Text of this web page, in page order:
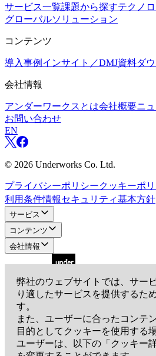
サービス一覧課題から探すテクノ
グローバルソリューション
コンテンツ
導入事例 インサイト／DMJ資料ダ
会社情報
アンダーワークスとは会社概要ニ
お問い合わせ
EN
© 2026 Underworks Co. Ltd.
プライバシーポリシークッキーポ
利用条件情報セキュリティ基本方針
サービス
コンテンツ
会社情報
アンダーワークス株式会社
〒105-0001 東京都港区虎ノ門3-19-
弊社のウェブサイトでは、サー
り適したサービスを提供するた
す。
また、ユーザーに合ったコンテ
目的としてクッキーを使用する
ユーザーは、以下の「クッキー